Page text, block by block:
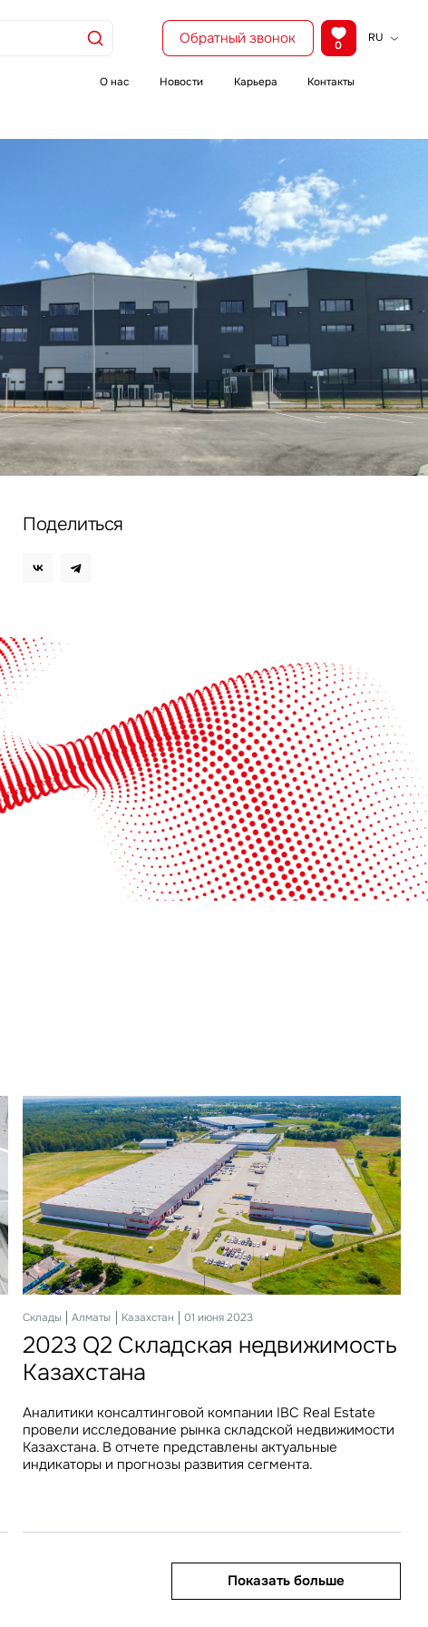
Обратный звонок 0
RU
О нас Новости Карьера Контакты
Поделиться
Офисы Алматы Казахстан 14 декабря 2023
2023 Q4 Офисная недвижимость
Казахстана
Аналитики консалтинговой компании IBC Real Estate
провели исследование рынка офисной недвижимости
Казахстана. В отчете представлены актуальные
индикаторы и прогнозы развития сегмента.
Склады Алматы Казахстан 01 июня 2023
2023 Q2 Складская недвижимость
Казахстана
Аналитики консалтинговой компании IBC Real Estate
провели исследование рынка складской недвижимости
Казахстана. В отчете представлены актуальные
индикаторы и прогнозы развития сегмента.
Показать больше